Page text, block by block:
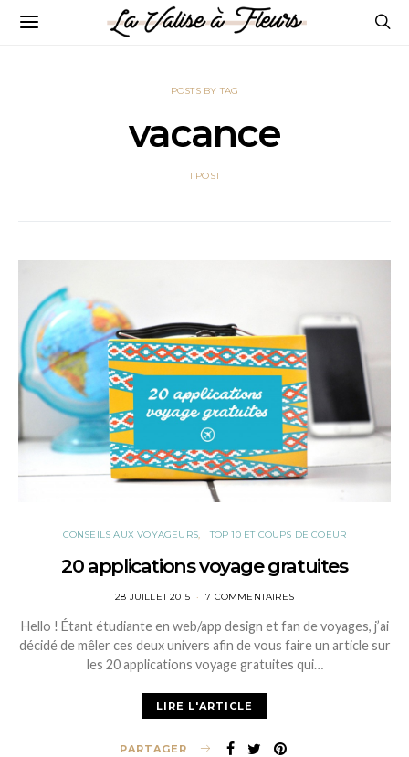
POSTS BY TAG
vacance
1 POST
CONSEILS AUX VOYAGEURS TOP 10 ET COUPS DE COEUR
20 applications voyage gratuites
POSTED
28 JUILLET 2015 7 COMMENTAIRES
Hello ! Étant étudiante en web/app design et fan de voyages, j’ai
décidé de mêler ces deux univers afin de vous faire un article sur
les 20 applications voyage gratuites qui…
LIRE L'ARTICLE
PARTAGER